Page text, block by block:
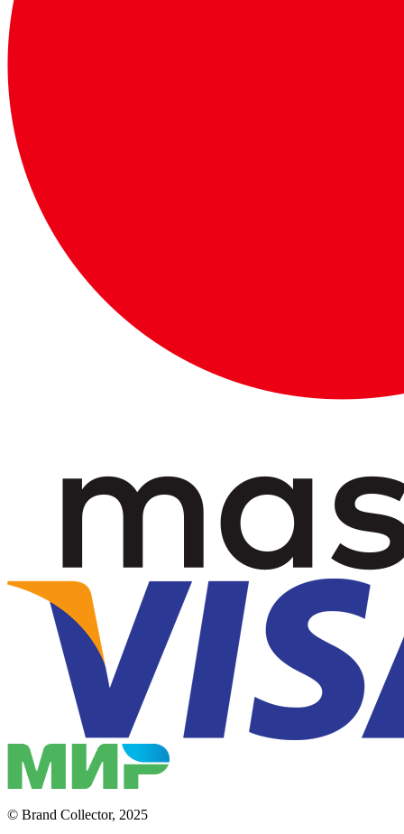
© Brand Collector, 2025